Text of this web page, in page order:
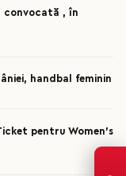
convocată , în
handbal feminin
pentru Women’s